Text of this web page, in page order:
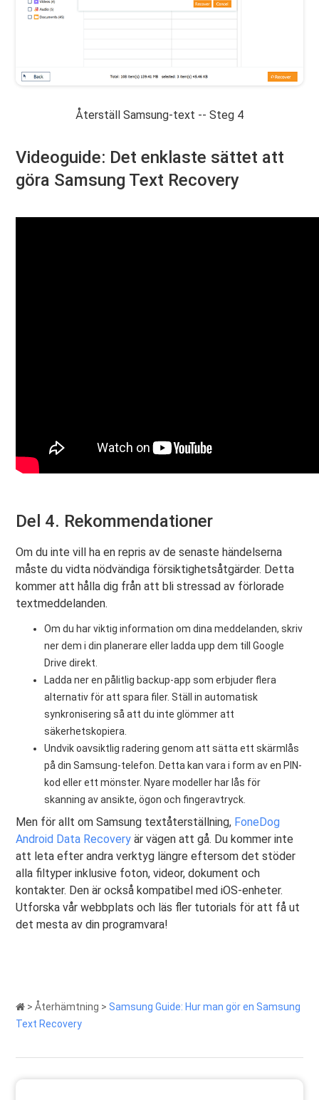
Återställ Samsung-text -- Steg 4
Videoguide: Det enklaste sättet att
göra Samsung Text Recovery
Del 4. Rekommendationer
Om du inte vill ha en repris av de senaste händelserna
måste du vidta nödvändiga försiktighetsåtgärder. Detta
kommer att hålla dig från att bli stressad av förlorade
textmeddelanden.
Om du har viktig information om dina meddelanden, skriv
ner dem i din planerare eller ladda upp dem till Google
Drive direkt.
Ladda ner en pålitlig backup-app som erbjuder flera
alternativ för att spara filer. Ställ in automatisk
synkronisering så att du inte glömmer att
säkerhetskopiera.
Undvik oavsiktlig radering genom att sätta ett skärmlås
på din Samsung-telefon. Detta kan vara i form av en PIN-
kod eller ett mönster. Nyare modeller har lås för
skanning av ansikte, ögon och fingeravtryck.
Men för allt om Samsung textåterställning, FoneDog
Android Data Recovery är vägen att gå. Du kommer inte
att leta efter andra verktyg längre eftersom det stöder
alla filtyper inklusive foton, videor, dokument och
kontakter. Den är också kompatibel med iOS-enheter.
Utforska vår webbplats och läs fler tutorials för att få ut
det mesta av din programvara!
>Återhämtning >Samsung Guide: Hur man gör en Samsung
Text Recovery